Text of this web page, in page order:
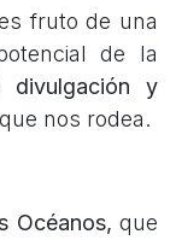
fruto de una
de la
divulgación y
nos rodea.
Océanos, que